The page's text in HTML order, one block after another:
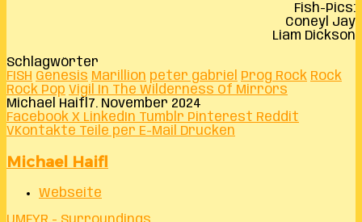
Fish-Pics:
Coneyl Jay
Liam Dickson
Schlagwörter
FISH Genesis Marillion peter gabriel Prog Rock Rock
Rock Pop Vigil In The Wilderness Of Mirrors
Michael Haifl 7. November 2024
Facebook X LinkedIn Tumblr Pinterest Reddit
VKontakte Teile per E-Mail Drucken
Michael Haifl
Webseite